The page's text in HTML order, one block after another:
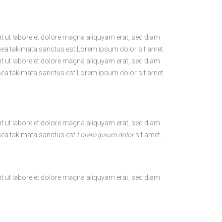
labore et dolore magna aliquyam erat, sed diam
takimata sanctus est Lorem ipsum dolor sit amet.
labore et dolore magna aliquyam erat, sed diam
takimata sanctus est Lorem ipsum dolor sit amet.
labore et dolore magna aliquyam erat, sed diam
takimata sanctus est Lorem ipsum dolorsit amet.
labore et dolore magna aliquyam erat, sed diam